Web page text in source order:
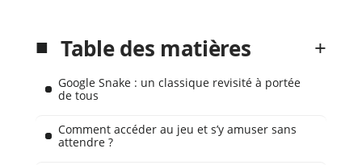
Table des matières
Google Snake : un classique revisité à portée
de tous
Comment accéder au jeu et s’y amuser sans
attendre ?